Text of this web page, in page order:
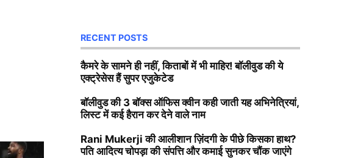
RECENT POSTS
कैमरे के सामने ही नहीं, किताबों में भी माहिर! बॉलीवुड की ये
एक्ट्रेसेस हैं सुपर एजुकेटेड
बॉलीवुड की 3 बॉक्स ऑफिस क्वीन कही जाती यह अभिनेत्रियां,
लिस्ट में कई हैरान कर देने वाले नाम
Rani Mukerji की आलीशान ज़िंदगी के पीछे किसका हाथ?
पति आदित्य चोपड़ा की संपत्ति और कमाई सुनकर चौंक जाएंगे